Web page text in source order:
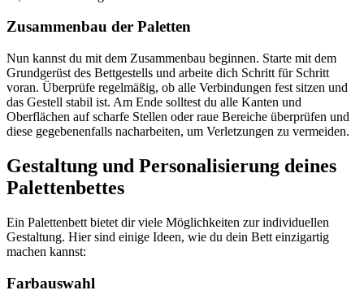
Zusammenbau der Paletten
Nun kannst du mit dem Zusammenbau beginnen. Starte mit dem
Grundgerüst des Bettgestells und arbeite dich Schritt für Schritt
voran. Überprüfe regelmäßig, ob alle Verbindungen fest sitzen und
das Gestell stabil ist. Am Ende solltest du alle Kanten und
Oberflächen auf scharfe Stellen oder raue Bereiche überprüfen und
diese gegebenenfalls nacharbeiten, um Verletzungen zu vermeiden.
Gestaltung und Personalisierung deines
Palettenbettes
Ein Palettenbett bietet dir viele Möglichkeiten zur individuellen
Gestaltung. Hier sind einige Ideen, wie du dein Bett einzigartig
machen kannst:
Farbauswahl